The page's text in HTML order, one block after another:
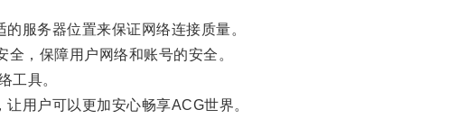
服务器位置来保证网络连接质量。
，保障用户网络和账号的安全。
工具。
用户可以更加安心畅享ACG世界。